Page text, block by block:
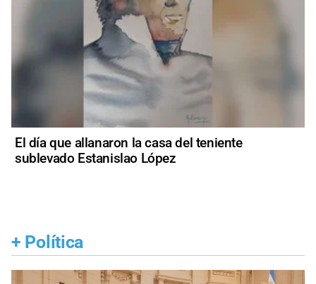
El día que allanaron la casa del teniente
sublevado Estanislao López
+ Política